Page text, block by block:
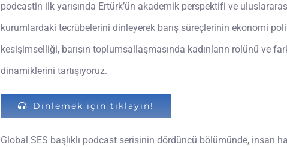
podcastin ilk yarısında Ertürk’ün akademik perspektifi ve
kurumlardaki tecrübelerini dinleyerek barış süreçlerinin ekonomi
kesişimselliği, barışın toplumsallaşmasında kadınların rolünü ve
dinamiklerini tartışıyoruz.
Dinlemek için tıklayın!
Global SES başlıklı podcast serisinin dördüncü bölümünde, insan